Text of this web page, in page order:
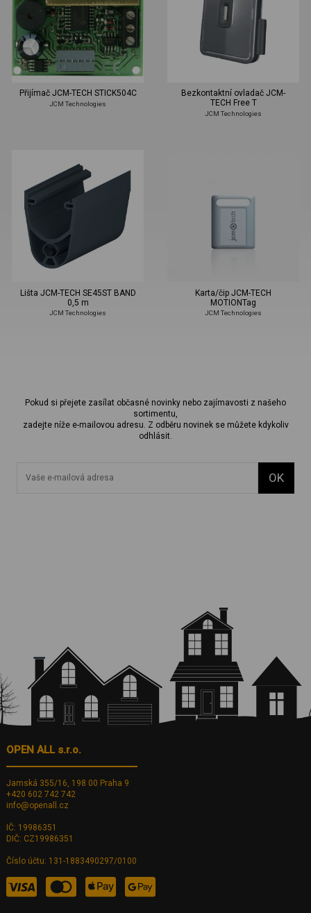
Přijímač JCM-TECH STICK504C
JCM Technologies
Bezkontaktní ovladač JCM-
TECH Free T
JCM Technologies
Lišta JCM-TECH SE45ST BAND
0,5 m
JCM Technologies
Karta/čip JCM-TECH
MOTIONTag
JCM Technologies
Pokud si přejete zasílat občasné novinky nebo zajímavosti z našeho
sortimentu,
zadejte níže e-mailovou adresu. Z odběru novinek se můžete kdykoliv
odhlásit.
OPEN ALL s.r.o.
Jamská 355/16, 198 00 Praha 9
+420 602 742 742
info@openall.cz
IČ: 19986351
DIČ: CZ19986351
Číslo účtu: 131-1883490297/0100